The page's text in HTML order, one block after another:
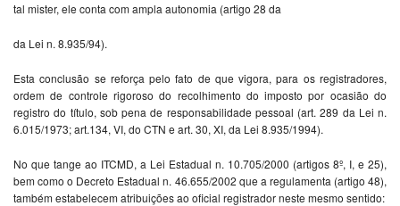
tal mister, ele conta com ampla autonomia (artigo 28 da
da Lei n. 8.935/94).
Esta conclusão se reforça pelo fato de que vigora, para os registradores,
ordem de controle rigoroso do recolhimento do imposto por ocasião do
registro do título, sob pena de responsabilidade pessoal (art. 289 da Lei n.
6.015/1973; art.134, VI, do CTN e art. 30, XI, da Lei 8.935/1994).
No que tange ao ITCMD, a Lei Estadual n. 10.705/2000 (artigos 8º, I, e 25),
bem como o Decreto Estadual n. 46.655/2002 que a regulamenta (artigo 48),
também estabelecem atribuições ao oficial registrador neste mesmo sentido: